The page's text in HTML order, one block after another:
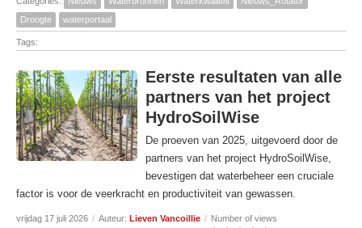
Droogte
waterportaal
Tags:
Eerste resultaten van alle
partners van het project
HydroSoilWise
De proeven van 2025, uitgevoerd door de
partners van het project HydroSoilWise,
bevestigen dat waterbeheer een cruciale
factor is voor de veerkracht en productiviteit van gewassen.
vrijdag 17 juli 2026 / Auteur: Lieven Vancoillie / Number of views